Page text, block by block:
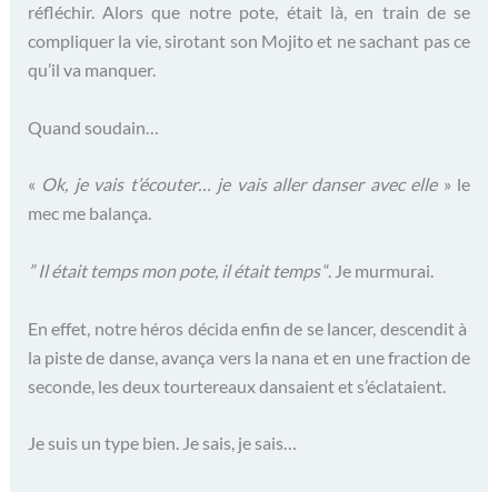
réfléchir. Alors que notre pote, était là, en train de se
compliquer la vie, sirotant son Mojito et ne sachant pas ce
qu’il va manquer.
Quand soudain…
« Ok, je vais t’écouter… je vais aller danser avec elle» le
mec me balança.
” Il était temps mon pote, il était temps“. Je murmurai.
En effet, notre héros décida enfin de se lancer, descendit à
la piste de danse, avança vers la nana et en une fraction de
seconde, les deux tourtereaux dansaient et s’éclataient.
Je suis un type bien. Je sais, je sais…